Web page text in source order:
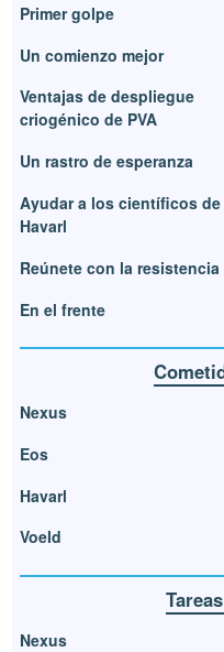
Primer golpe
Un comienzo mejor
Ventajas de despliegue
criogénico de PVA
Un rastro de esperanza
Ayudar a los científicos de
Havarl
Reúnete con la resistencia
En el frente
Nexus
Eos
Havarl
Voeld
Nexus